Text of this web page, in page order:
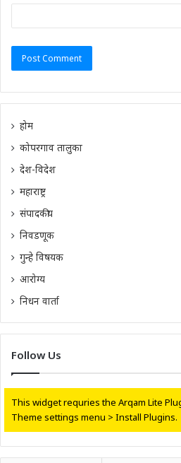
होम
कोपरगाव तालुका
देश-विदेश
महाराष्ट्र
संपादकीय
निवडणूक
गुन्हे विषयक
आरोग्य
निधन वार्ता
Follow Us
This widget requries the Arqam Lite
Theme settings menu > Install Plugins.